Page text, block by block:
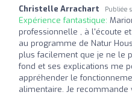
Christelle Arrachart Publiée
Expérience fantastique:
professionnelle , à l'écoute
au programme de Natur
plus facilement que je ne le
fond et ses explications me
appréhender le
alimentaire. Je recommande